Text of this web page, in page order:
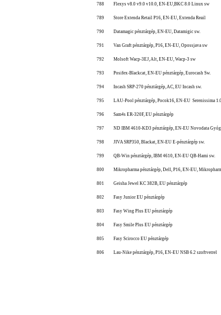
788 Flexys v8.0 v9.0 v10.0, EN-EU,BKC 8.0 Linux sw
789 Store Extenda Retail P16, EN-EU, Extenda Reail
790 Datamagic pénztárgép, EN-EU, Datamigic sw.
791 Van Graft pénztárgép, P16, EN-EU, Opossjava sw
792 Molsoft Wacp-3EJ, Alt, EN-EU, Wacp-3 sw
793 Posifex-Blackcat, EN-EU pénztárgép, Eurocash Sw.
794 Incash SRP-270 pénztárgép, AC, EU Incash sw.
795 LAU-Pool pénztárgép, Pocok16, EN-EU Serenissima
796 Sam4s ER-320F, EU pénztárgép
797 ND IBM 4610-KD3 pénztárgép, EN-EU Novodata
798 JIVA SRP350, Blackat, EN-EU E-pénztárgép sw.
799 QB-Win pénztárgép, IBM 4610, EN-EU QB-Hami sw.
800 Mikropharma pénztárgép, Dell, P16, EN-EU,
801 Geisha Jewel KC 382B, EU pénztárgép
802 Fasy Junior EU pénztárgép
803 Fasy Wing Plus EU pénztárgép
804 Fasy Smile Plus EU pénztárgép
805 Fasy Scirocco EU pénztárgép
806 Lau-Nike pénztárgép, P16, EN-EU NSB 6.2 szoftverrel